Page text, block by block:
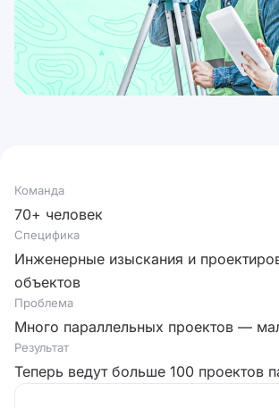
Команда
70+ человек
Специфика
Инженерные изыскания и
объектов
Проблема
Много параллельных проектов —
Результат
Теперь ведут больше 100 проектов